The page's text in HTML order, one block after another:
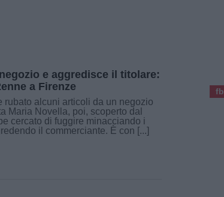
e aggredisce il titolare:
a Firenze
rubato alcuni articoli da un negozio
Maria Novella, poi, scoperto dal
cercato di fuggire minacciando i
il commerciante. È con [...]
fb